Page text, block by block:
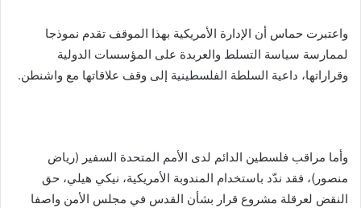
واعتبرت حماس أن الإدارة الأمريكية بهذا الموقف تقدم نموذجا
لممارسة سياسة التسلط والعربدة على المؤسسات الدولية
وقراراتها، داعية السلطة الفلسطينية إلى وقف علاقاتها مع واشنطن.
وأما مراقب فلسطين الدائم لدى الأمم المتحدة السفير (رياض
منصور)، فقد ندّد باستخدام المندوبة الأمريكية، نيكي هيلي، حق
النقض لعرقلة مشروع قرار بشأن القدس في مجلس الأمن واصفا